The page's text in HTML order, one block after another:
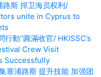
路斯 捍卫海员权利/
unite in Cyprus to
動”圓滿收官/ HKISSC’s
Crew Visit
Successfully
塞浦路斯 提升技能 加强团